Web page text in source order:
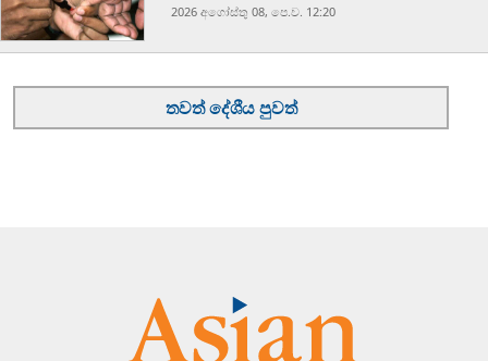
2026 අගෝස්‍තු 08, පෙ.ව. 12:20
තවත් දේශීය පුවත්